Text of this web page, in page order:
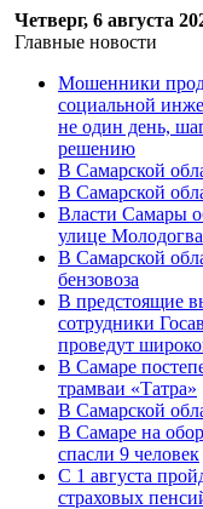
Четверг, 6 августа
Главные новости
Мошенники
социальной
не один день,
решению
В Самарской
В Самарской
Власти Самары
улице
В Самарской
бензовоза
В предстоящие
сотрудники
проведут
В Самаре
трамваи «Татра»
В Самарской
В Самаре на
спасли 9 человек
С 1 августа
страховых